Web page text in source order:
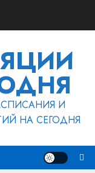
И
НА СЕГОДНЯ